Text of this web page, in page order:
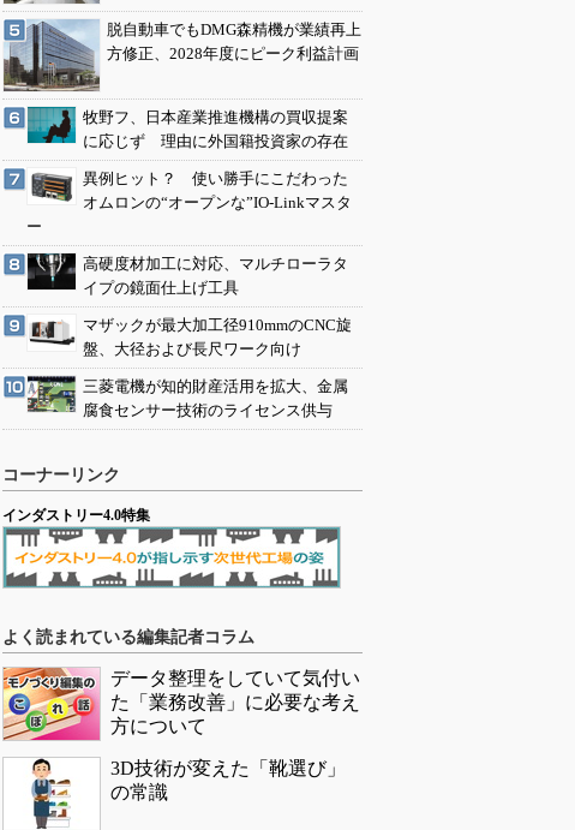
脱自動車でもDMG森精機が業績再上
方修正、2028年度にピーク利益計画
牧野フ、日本産業推進機構の買収提案
に応じず 理由に外国籍投資家の存在
異例ヒット？ 使い勝手にこだわった
オムロンの“オープンな”IO-Linkマスタ
ー
高硬度材加工に対応、マルチローラタ
イプの鏡面仕上げ工具
マザックが最大加工径910mmのCNC旋
盤、大径および長尺ワーク向け
三菱電機が知的財産活用を拡大、金属
腐食センサー技術のライセンス供与
コーナーリンク
インダストリー4.0特集
よく読まれている編集記者コラム
データ整理をしていて気付い
た「業務改善」に必要な考え
方について
3D技術が変えた「靴選び」
の常識